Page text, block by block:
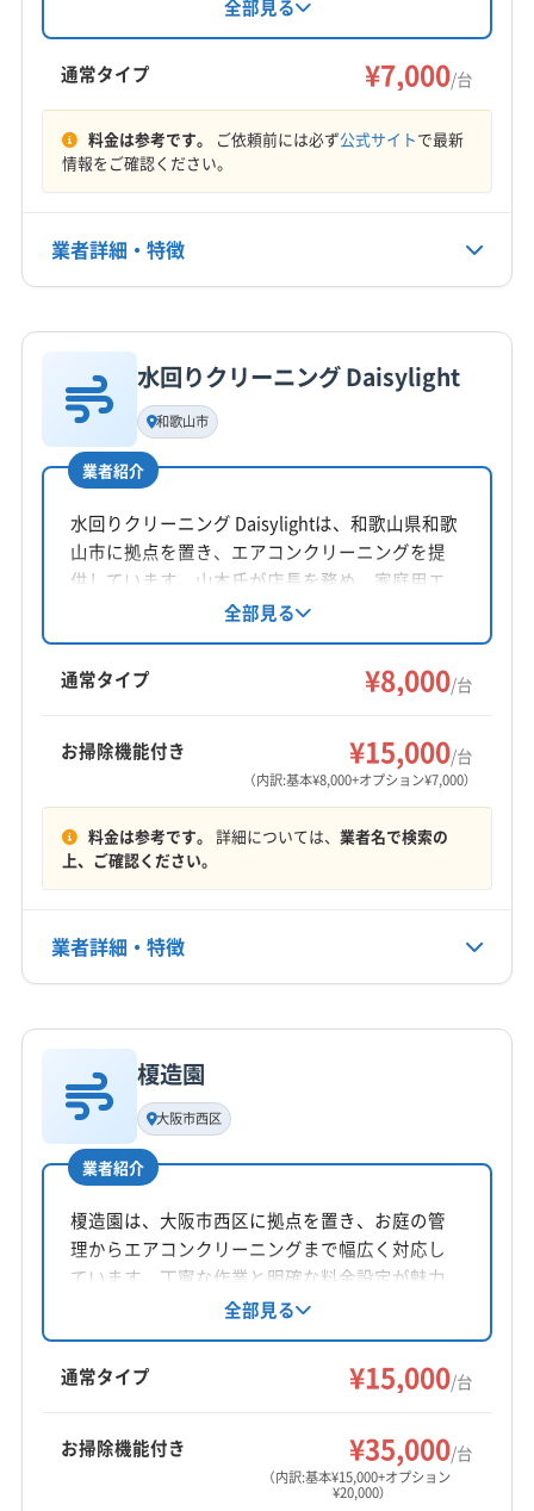
営業時間外も相談可能です。基本料金7000円か
らで、近畿地方の広範囲をカバーし、保証付き
で土日祝日も対応しています。
全部見る
通常タイプ ¥7,000/台
料金は参考です。 ご依頼前には必ず公式サイトで最新
情報をご確認ください。
業者詳細・特徴
基本情報
代表者名
川村卓己
所在地
大阪府堺市堺区南半町西1-1-21-406
対応地域
海南市 岩出市
橋本市
御坊市 新宮市 田辺市 有田市
和歌山市
伊都郡かつらぎ町
伊都郡高野町
西牟婁郡白浜町
東牟婁郡古座川町
東牟婁郡北山村
日高郡みなべ町
日高郡印南町
日高郡日高川町
日高郡日高町
日高郡美浜町
日高郡由良町
有田郡広川町
有田郡湯浅町
有田郡有田川町
(京都府) 久世郡久御山町
(京都府) 京都市上京区
(京都府) 京都市中京区
(京都府) 京都市東山区
(京都府) 京都市南区
(京都府) 京都市伏見区
(京都府) 京都市北区
(京都府) 相楽郡精華町
(京都府) 相楽郡南山城村
(京都府) 相楽郡和束町
(京都府) 長岡京市
(京都府) 綴喜郡宇治田原町
(京都府) 南丹市
(京都府) 八幡市
(京都府) 舞鶴市
(京都府) 福知山市
(兵庫県) 芦屋市
(兵庫県) 神戸市須磨区
(兵庫県) 神戸市西区
9:00〜18:00
定休日
電話番号
公式HP
公式サイトを見る
水回りクリーニング Daisylight
和歌山市
業者紹介
水回りクリーニング Daisylightは、和歌山県和歌
山市に拠点を置き、エアコンクリーニングを提
供しています。山本氏が店長を務め、家庭用エ
アコンを中心に、丁寧な作業と顧客満足を重
視。土日祝日も対応可能で、防カビ・抗菌コー
ティングも提供しています。
全部見る
通常タイプ ¥8,000/台
お掃除機能付き ¥15,000/台
（内訳:基本¥8,000+オプション¥7,000）
料金は参考です。 詳細については、 業者名で検索の
上、ご確認ください。
業者詳細・特徴
基本情報
代表者名
山本知彦
所在地
和歌山県湊583-14
対応地域
海南市 岩出市
橋本市
御坊市 新宮市 田辺市 有田市
和歌山市
伊都郡かつらぎ町
伊都郡高野町
西牟婁郡白浜町
東牟婁郡古座川町
東牟婁郡北山村
日高郡みなべ町
日高郡日高町
榎造園
大阪市西区
業者紹介
榎造園は、大阪市西区に拠点を置き、お庭の管
理からエアコンクリーニングまで幅広く対応し
ています。丁寧な作業と明確な料金設定が魅力
で、家庭用エアコンの分解洗浄や防カビ抗菌コ
ートも実施。土日祝日も対応可能で、大阪府、
京都府、兵庫県、奈良県、和歌山県、三重県、
滋賀県の広範囲に出張費無料で対応します。
全部見る
通常タイプ ¥15,000/台
お掃除機能付き ¥35,000/台
（内訳:基本¥15,000+オプション
¥20,000）